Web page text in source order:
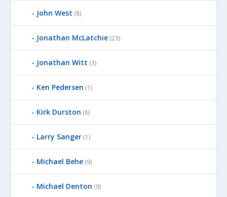
John West (8)
Jonathan McLatchie (23)
Jonathan Witt (3)
Ken Pedersen (1)
Kirk Durston (6)
Larry Sanger (1)
Michael Behe (9)
Michael Denton (9)
E
D
Y